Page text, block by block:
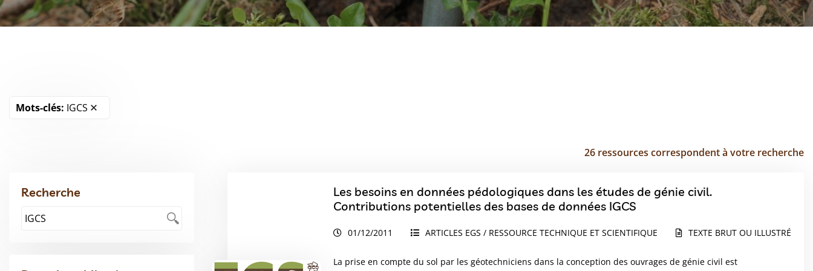
Mots-clés: IGCS
26 ressources correspondent à votre recherche
Recherche
Les besoins en données pédologiques dans les études de génie civil.
Contributions potentielles des bases de données IGCS
01/12/2011 ARTICLES EGS / RESSOURCE TECHNIQUE ET SCIENTIFIQUE TEXTE BRUT OU ILLUSTRÉ
La prise en compte du sol par les géotechniciens dans la conception des ouvrages de génie civil est